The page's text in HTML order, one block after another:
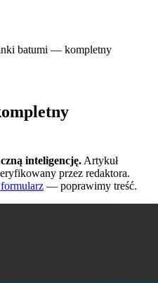
batumi — kompletny
inteligencję. Artykuł
przez redaktora.
formularz — poprawimy treść.